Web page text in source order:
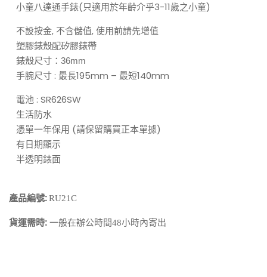
小童八達通手錶(只適用於年齡介乎3-11歲之小童)
不設按金, 不含儲值, 使用前請先增值
塑膠錶殼配矽膠錶帶
錶殼尺寸：36mm
手腕尺寸 : 最長195mm – 最短140mm
電池 : SR626SW
生活防水
憑單一年保用 (請保留購買正本單據)
有日期顯示
半透明錶面
產品編號:RU21C
貨運需時: 一般在辦公時間48小時內寄出